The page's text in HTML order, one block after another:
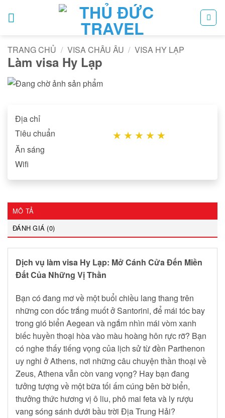
qua
TRANG CHỦ / VISA CHÂU ÂU / VISA HY LẠP
Làm visa Hy Lạp
Địa chỉ
Tiêu chuẩn
★ ★ ★ ★ ★
Ăn sáng
Wifi
MÔ TẢ
ĐÁNH GIÁ (0)
Dịch vụ làm visa Hy Lạp: Mở Cánh Cửa Đến Miền
Đất Của Những Vị Thần
Bạn có đang mơ về một buổi chiều lang thang trên
những con dốc trắng muốt ở Santorini, để mái tóc bay
trong gió biển Aegean và ngắm nhìn mái vòm xanh
biếc huyền thoại hòa vào màu hoàng hôn rực rỡ? Bạn
có nghe thấy tiếng vọng của lịch sử từ đền Parthenon
uy nghi ở Athens, nơi những câu chuyện thần thoại về
Zeus, Athena vẫn còn vang vọng? Hay bạn đang
tưởng tượng về một bữa tối ấm cúng bên bờ biển,
thưởng thức hương vị ô liu, phô mai feta và ly rượu
vang sóng sánh dưới bầu trời Địa Trung Hải?